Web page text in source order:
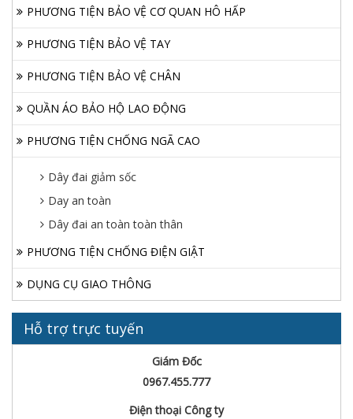
PHƯƠNG TIỆN BẢO VỆ CƠ QUAN HÔ HẤP
PHƯƠNG TIỆN BẢO VỆ TAY
PHƯƠNG TIỆN BẢO VỆ CHÂN
QUẦN ÁO BẢO HỘ LAO ĐỘNG
PHƯƠNG TIỆN CHỐNG NGÃ CAO
Dây đai giảm sốc
Day an toàn
Dây đai an toàn toàn thân
PHƯƠNG TIỆN CHỐNG ĐIỆN GIẬT
DỤNG CỤ GIAO THÔNG
Hỗ trợ trực tuyến
Giám Đốc
0967.455.777
Điện thoại Công ty